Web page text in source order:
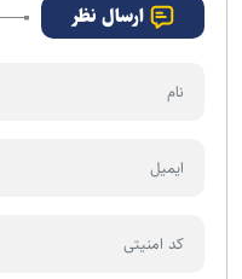
ارسال نظر